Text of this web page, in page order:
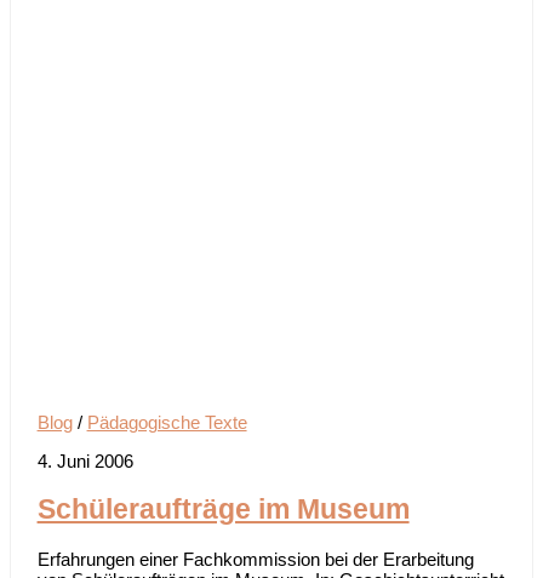
Blog/ Pädagogische Texte
4. Juni 2006
Schüleraufträge im Museum
Erfahrungen einer Fachkommission bei der Erarbeitung